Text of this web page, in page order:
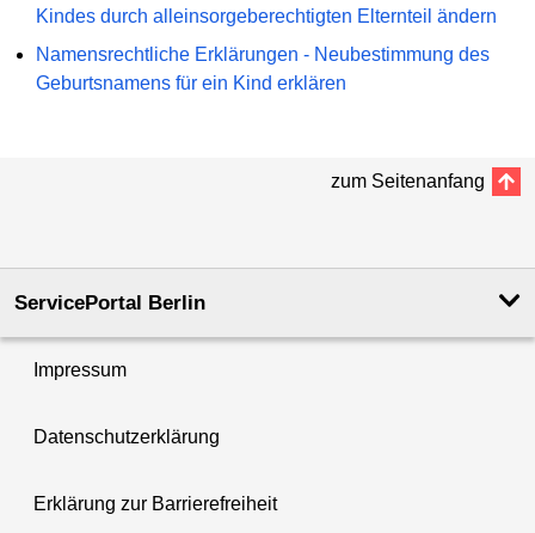
Kindes durch alleinsorgeberechtigten Elternteil ändern
Namensrechtliche Erklärungen - Neubestimmung des
Geburtsnamens für ein Kind erklären
zum Seitenanfang
ServicePortal Berlin
Impressum
Datenschutzerklärung
Erklärung zur Barrierefreiheit